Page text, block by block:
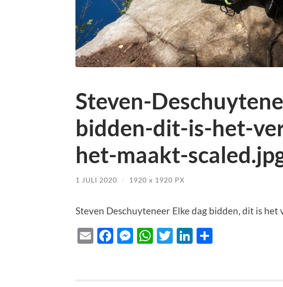
Steven-
bidden-dit-is-het-
het-maakt-
1 JULI 2020 / 1920 x 1920 PX
Steven Deschuyteneer Elke dag bidden, dit is
EmailFacebook
Messenger
WhatsApp
TwitterLinkedIn